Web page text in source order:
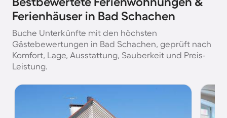
Ferienhäuser in Bad Schachen
Buche Unterkünfte mit den höchsten
Gästebewertungen in Bad Schachen, geprüft nach
Komfort, Lage, Ausstattung, Sauberkeit und Preis-
Leistung.